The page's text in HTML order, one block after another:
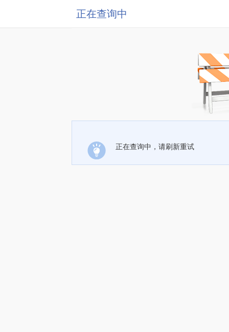
正在查询中
正在查询中，请刷新重试